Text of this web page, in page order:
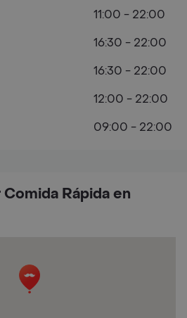
Rápida en
11:00 - 22:00
16:30 - 22:00
16:30 - 22:00
12:00 - 22:00
09:00 - 22:00